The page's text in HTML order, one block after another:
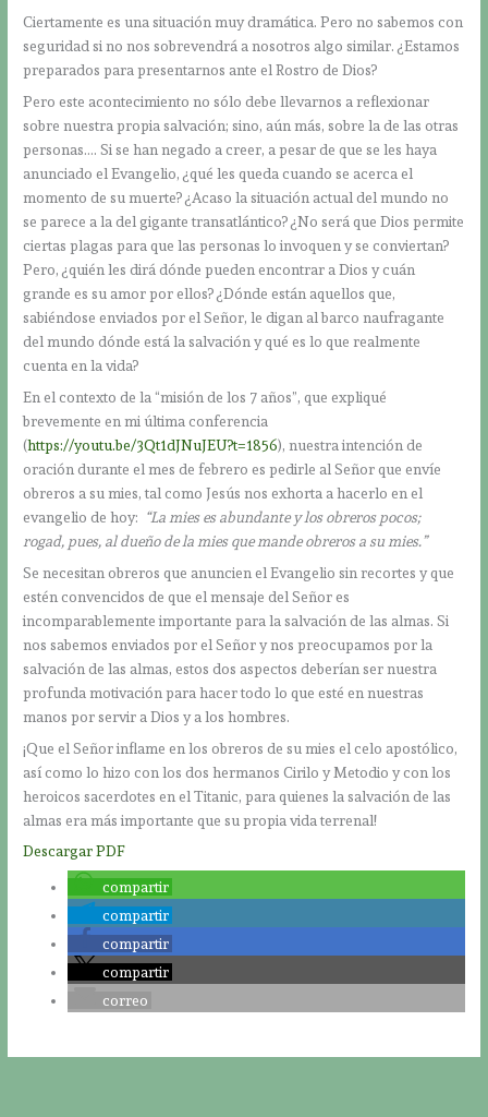
Ciertamente es una situación muy dramática. Pero no sabemos con
seguridad si no nos sobrevendrá a nosotros algo similar. ¿Estamos
preparados para presentarnos ante el Rostro de Dios?
Pero este acontecimiento no sólo debe llevarnos a reflexionar
sobre nuestra propia salvación; sino, aún más, sobre la de las otras
personas…. Si se han negado a creer, a pesar de que se les haya
anunciado el Evangelio, ¿qué les queda cuando se acerca el
momento de su muerte? ¿Acaso la situación actual del mundo no
se parece a la del gigante transatlántico? ¿No será que Dios permite
ciertas plagas para que las personas lo invoquen y se conviertan?
Pero, ¿quién les dirá dónde pueden encontrar a Dios y cuán
grande es su amor por ellos? ¿Dónde están aquellos que,
sabiéndose enviados por el Señor, le digan al barco naufragante
del mundo dónde está la salvación y qué es lo que realmente
cuenta en la vida?
En el contexto de la “misión de los 7 años”, que expliqué
brevemente en mi última conferencia
(https://youtu.be/3Qt1dJNuJEU?t=1856), nuestra intención de
oración durante el mes de febrero es pedirle al Señor que envíe
obreros a su mies, tal como Jesús nos exhorta a hacerlo en el
evangelio de hoy: “La mies es abundante y los obreros pocos;
rogad, pues, al dueño de la mies que mande obreros a su mies.”
Se necesitan obreros que anuncien el Evangelio sin recortes y que
estén convencidos de que el mensaje del Señor es
incomparablemente importante para la salvación de las almas. Si
nos sabemos enviados por el Señor y nos preocupamos por la
salvación de las almas, estos dos aspectos deberían ser nuestra
profunda motivación para hacer todo lo que esté en nuestras
manos por servir a Dios y a los hombres.
¡Que el Señor inflame en los obreros de su mies el celo apostólico,
así como lo hizo con los dos hermanos Cirilo y Metodio y con los
heroicos sacerdotes en el Titanic, para quienes la salvación de las
almas era más importante que su propia vida terrenal!
Descargar PDF
compartir
compartir
compartir
compartir
correo